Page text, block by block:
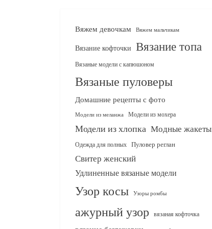
Вяжем девочкам Вяжем мальчикам
Вязание кофточки Вязание топа
Вязаные модели с капюшоном
Вязаные пуловеры
Домашние рецепты с фото
Модели из меланжа Модели из мохера
Модели из хлопка Модные жакеты
Одежда для полных Пуловер реглан
Свитер женский
Удлиненные вязаные модели
Узор косы Узоры ромбы
ажурный узор вязаная кофточка